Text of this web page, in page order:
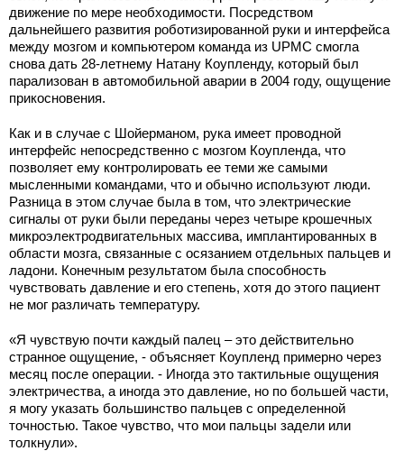
движение по мере необходимости. Посредством
дальнейшего развития роботизированной руки и интерфейса
между мозгом и компьютером команда из UPMC смогла
снова дать 28-летнему Натану Коупленду, который был
парализован в автомобильной аварии в 2004 году, ощущение
прикосновения.
Как и в случае с Шойерманом, рука имеет проводной
интерфейс непосредственно с мозгом Коупленда, что
позволяет ему контролировать ее теми же самыми
мысленными командами, что и обычно используют люди.
Разница в этом случае была в том, что электрические
сигналы от руки были переданы через четыре крошечных
микроэлектродвигательных массива, имплантированных в
области мозга, связанные с осязанием отдельных пальцев и
ладони. Конечным результатом была способность
чувствовать давление и его степень, хотя до этого пациент
не мог различать температуру.
«Я чувствую почти каждый палец – это действительно
странное ощущение, - объясняет Коупленд примерно через
месяц после операции. - Иногда это тактильные ощущения
электричества, а иногда это давление, но по большей части,
я могу указать большинство пальцев с определенной
точностью. Такое чувство, что мои пальцы задели или
толкнули».